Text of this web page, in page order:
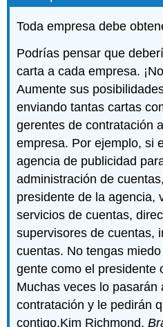
Toda empresa debe
Podrías pensar que
carta a cada empresa.
Aumente sus
enviando tantas cartas
gerentes de contratación
empresa. Por ejemplo, si
agencia de publicidad
administración de
presidente de la agencia,
servicios de cuentas,
supervisores de cuentas,
cuentas. No tengas
gente como el presidente
Muchas veces lo pasarán
contratación y le pedirán
contigo.Kim Richmond,